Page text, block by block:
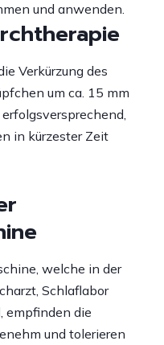
und anwenden.
Verkürzung des
um ca. 15 mm
in kürzester Zeit
welche in der
Schlaflabor
empfinden die
und tolerieren